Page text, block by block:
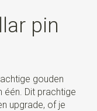
pin
gouden
één. Dit prachtige
upgrade, of je